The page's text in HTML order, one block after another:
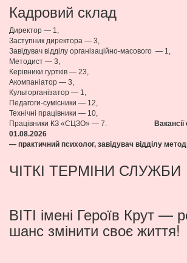
Кадровий склад
Директор — 1,
Заступник директора — 3,
Завідувач відділу організаційно-масового — 1,
Методист — 3,
Керівники гуртків — 23,
Акомпаніатор — 3,
Культорганізатор — 1,
Педагоги-сумісники — 12,
Технічні працівники — 10,
Працівники КЗ «СЦЗО» — 7.
01.08.2026
— практичний психолог, завідувач відділу
ЧІТКІ ТЕРМІНИ СЛУЖБИ
ВІТІ імені Героїв Крут —
шанс змінити своє життя!